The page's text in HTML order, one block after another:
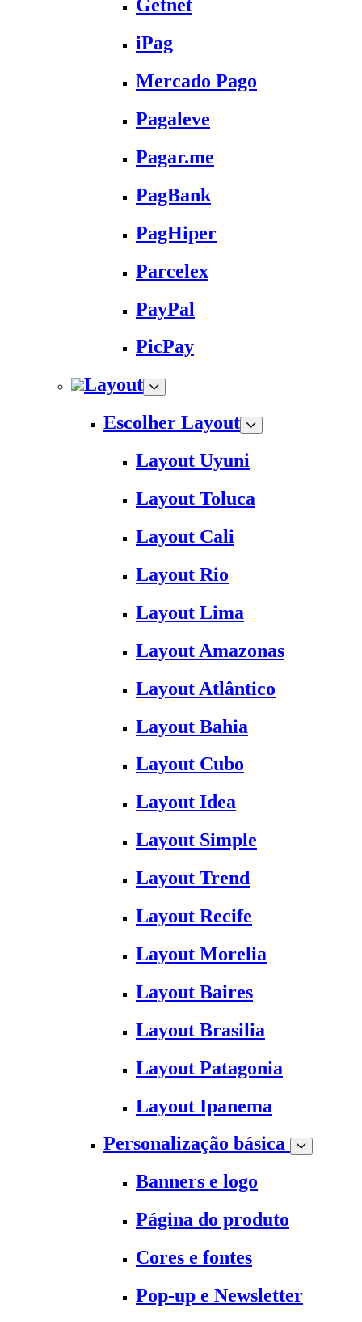
Getnet
iPag
Mercado Pago
Pagaleve
Pagar.me
PagBank
PagHiper
Parcelex
PayPal
PicPay
Layout
Escolher Layout
Layout Uyuni
Layout Toluca
Layout Cali
Layout Rio
Layout Lima
Layout Amazonas
Layout Atlântico
Layout Bahia
Layout Cubo
Layout Idea
Layout Simple
Layout Trend
Layout Recife
Layout Morelia
Layout Baires
Layout Brasilia
Layout Patagonia
Layout Ipanema
Personalização básica
Banners e logo
Página do produto
Cores e fontes
Pop-up e Newsletter